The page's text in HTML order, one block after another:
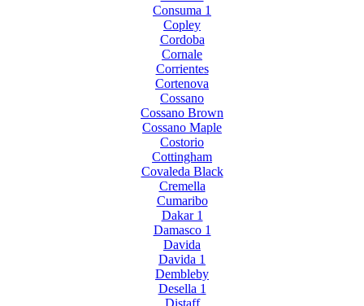
Consuma 1
Copley
Cordoba
Cornale
Corrientes
Cortenova
Cossano
Cossano Brown
Cossano Maple
Costorio
Cottingham
Covaleda Black
Cremella
Cumaribo
Dakar 1
Damasco 1
Davida
Davida 1
Dembleby
Desella 1
Distaff